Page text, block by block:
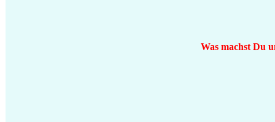
Was machst Du